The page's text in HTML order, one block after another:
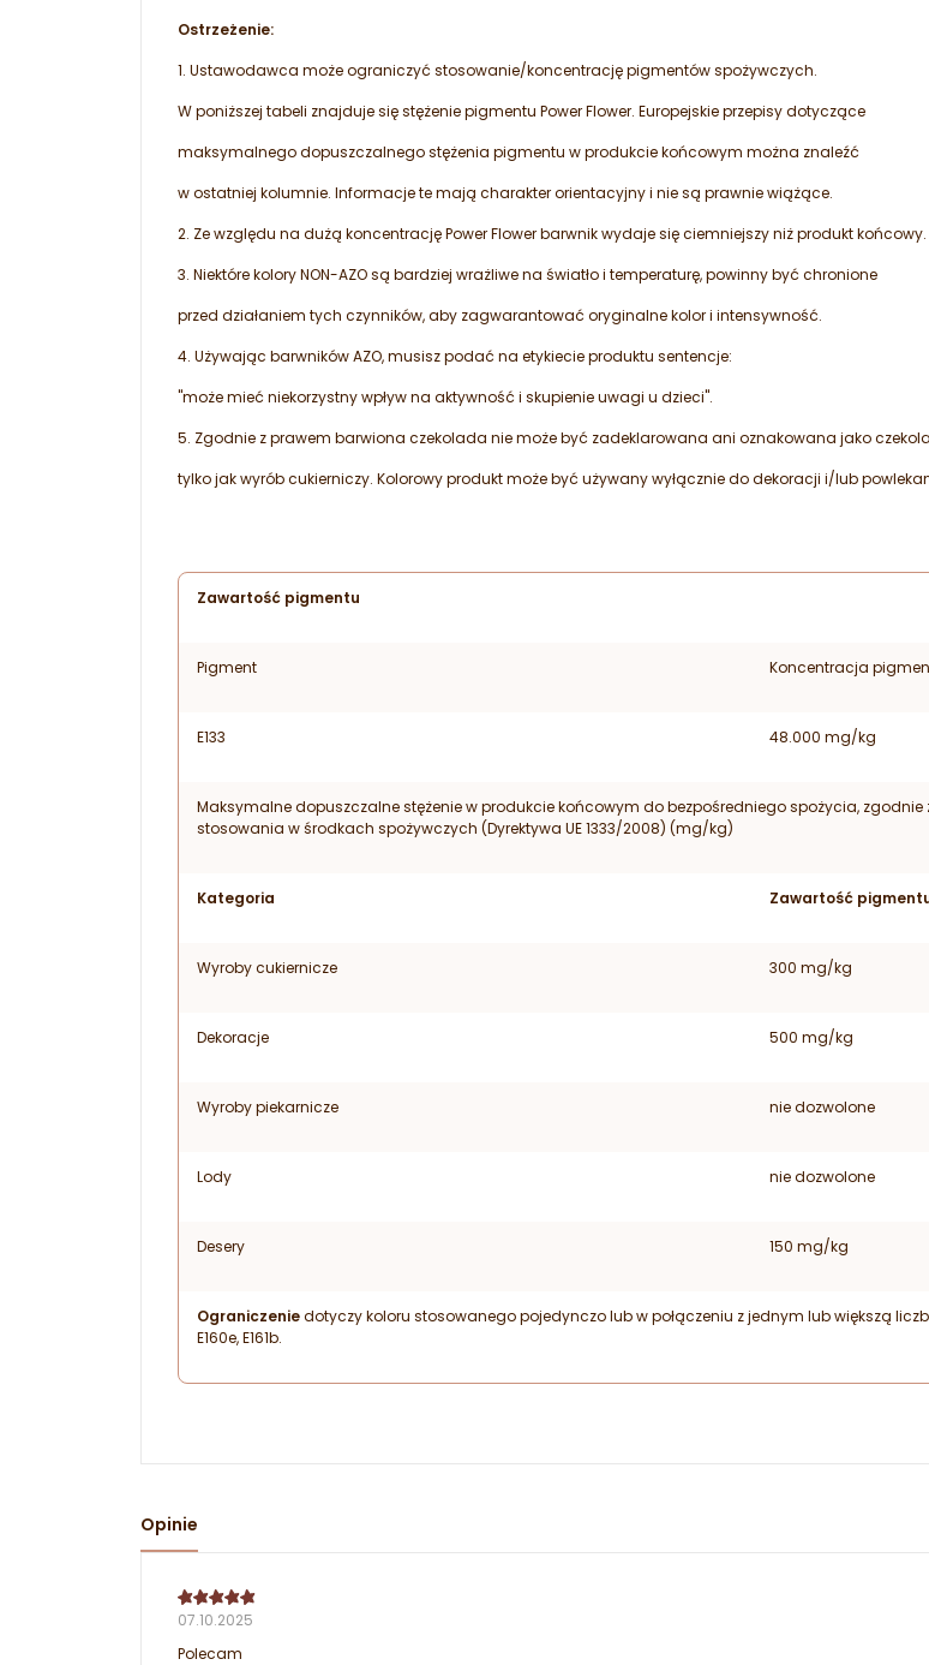
Ostrzeżenie:
1. Ustawodawca może ograniczyć stosowanie/koncentrację pigmentów spożywczych.
W poniższej tabeli znajduje się stężenie pigmentu Power Flower. Europejskie przepisy dotyczące
maksymalnego dopuszczalnego stężenia pigmentu w produkcie końcowym można znaleźć
w ostatniej kolumnie. Informacje te mają charakter orientacyjny i nie są prawnie wiążące.
2. Ze względu na dużą koncentrację Power Flower barwnik wydaje się ciemniejszy niż produkt końcowy.
3. Niektóre kolory NON-AZO są bardziej wrażliwe na światło i temperaturę, powinny być chronione
przed działaniem tych czynników, aby zagwarantować oryginalne kolor i intensywność.
4. Używając barwników AZO, musisz podać na etykiecie produktu sentencje:
"może mieć niekorzystny wpływ na aktywność i skupienie uwagi u dzieci".
5. Zgodnie z prawem barwiona czekolada nie może być zadeklarowana ani oznakowana jako
tylko jak wyrób cukierniczy. Kolorowy produkt może być używany wyłącznie do dekoracji i/lub
Zawartość pigmentu
Pigment Koncentracja
E133 48.000 mg/kg
Maksymalne dopuszczalne stężenie w produkcie końcowym do bezpośredniego spożycia,
stosowania w środkach spożywczych (Dyrektywa UE 1333/2008) (mg/kg)
Kategoria Zawartość
Wyroby cukiernicze 300 mg/kg
Dekoracje 500 mg/kg
Wyroby piekarnicze nie dozwolone
Lody nie dozwolone
Desery 150 mg/kg
Ograniczeniedotyczy koloru stosowanego pojedynczo lub w połączeniu z jednym lub większą liczbą
E160e, E161b.
Opinie
07.10.2025
Polecam